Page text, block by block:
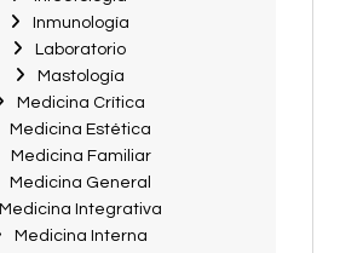
Inmunología
Laboratorio
Mastología
Medicina Crítica
Medicina Estética
Medicina Familiar
Medicina General
Medicina Integrativa
Medicina Interna